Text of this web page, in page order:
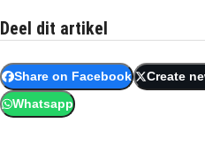
Deel dit artikel
Share on Facebook Create
Whatsapp